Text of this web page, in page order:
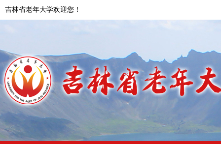
吉林省老年大学欢迎您！